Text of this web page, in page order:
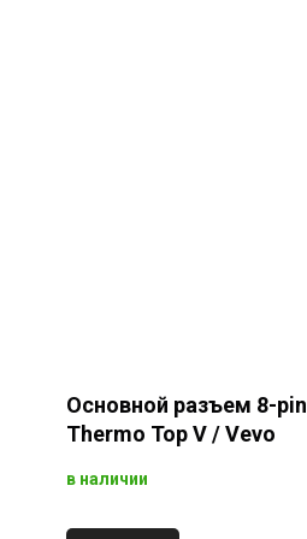
Основной разъем 8-pin
Thermo Top V / Vevo
в наличии